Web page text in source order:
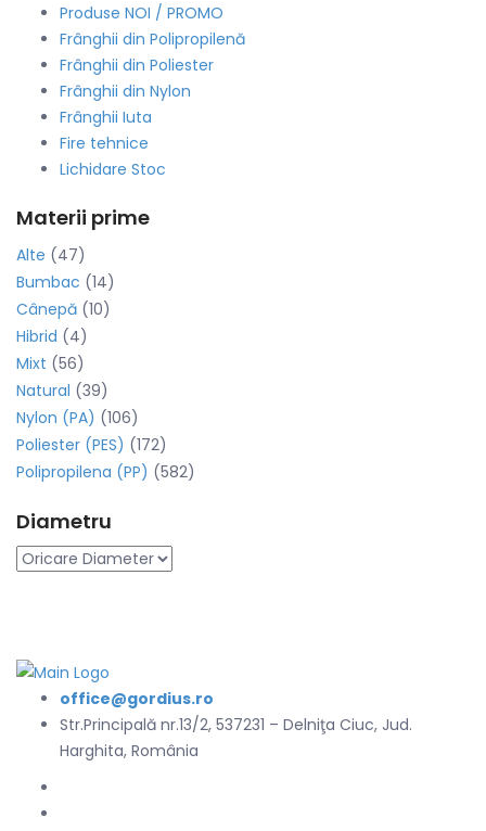
Produse NOI / PROMO
Frânghii din Polipropilenă
Frânghii din Poliester
Frânghii din Nylon
Frânghii Iuta
Fire tehnice
Lichidare Stoc
Materii prime
Alte (47)
Bumbac (14)
Cânepă (10)
Hibrid (4)
Mixt (56)
Natural (39)
Nylon (PA) (106)
Poliester (PES) (172)
Polipropilena (PP) (582)
Diametru
office@gordius.ro
Str.Principală nr.13/2, 537231 – Delniţa Ciuc, Jud.
Harghita, România